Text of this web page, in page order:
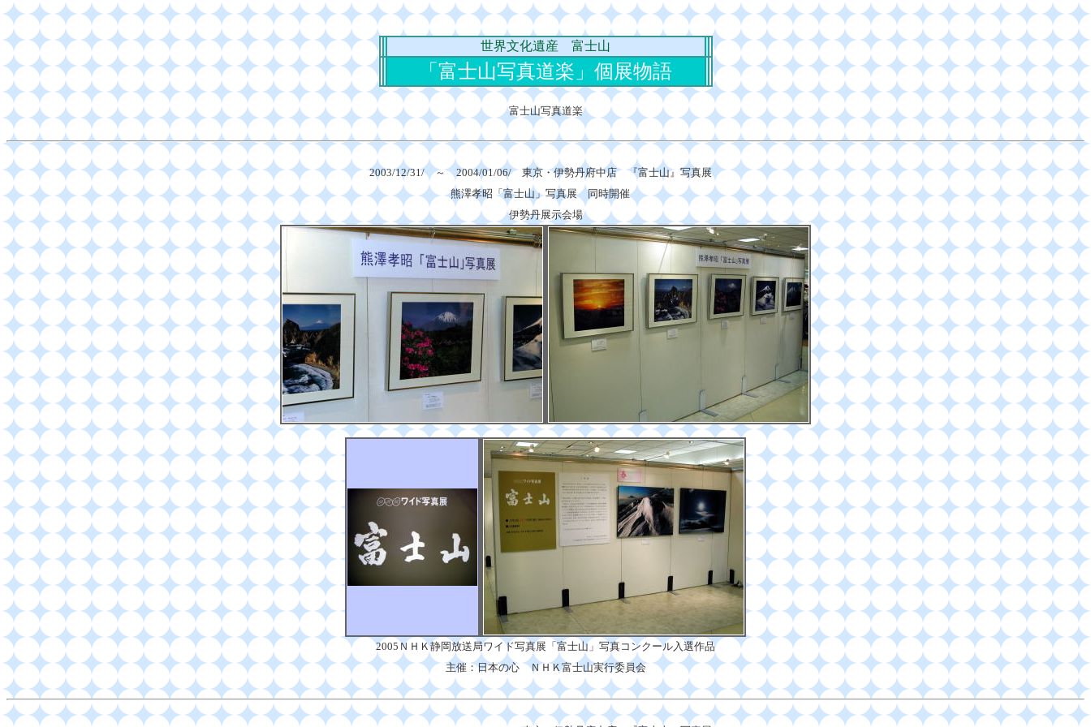
世界文化遺産 富士山
「富士山写真道楽」個展物語
富士山写真道楽
2003/12/31/ ～ 2004/01/06/ 東京・伊勢丹府中店 『富士山』写真展
熊澤孝昭「富士山」写真展 同時開催
伊勢丹展示会場
2005ＮＨＫ静岡放送局ワイド写真展「富士山」写真コンクール入選作品
主催：日本の心 ＮＨＫ富士山実行委員会